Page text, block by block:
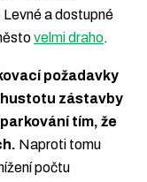
Levné a dostupné
velmi draho.
požadavky
hustotu zástavby
tím, že
Naproti tomu
počtu